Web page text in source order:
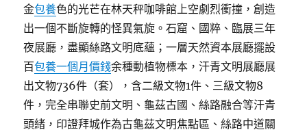
金包養色的光芒在林天秤咖啡館上空劇烈衝撞，創造
出一個不斷旋轉的怪異氣旋。石窟、國粹、臨展三年
夜展廳，盡顯絲路文明底蘊；一層天然資本展廳擺設
百包養一個月價錢余種動植物標本，汗青文明展廳展
出文物736件（套），含二級文物1件、三級文物8
件，完全串聯史前文明、龜茲古國、絲路融合等汗青
頭緒，印證拜城作為古龜茲文明焦點區、絲路中道關